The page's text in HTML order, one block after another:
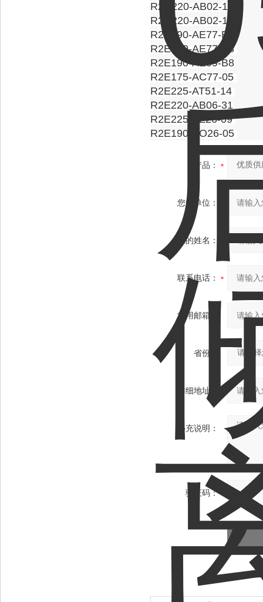
R2D220-AB02-11
R2D220-AB02-10
R2E190-AE77-B3
R2E190-AE77-B8
R2E190-AE99-B8
R2E175-AC77-05
R2E225-AT51-14
R2E220-AB06-31
R2E225-AZ26-09
R2E190-AO26-05
产品：
您的单位：
您的姓名：
联系电话：
常用邮箱：
省份：
详细地址：
补充说明：
验证码：